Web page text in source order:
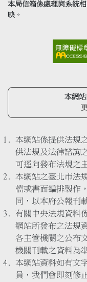
本局信箱係處理與系統
映。
本網
本網站係提供法規
供法規及法律諮詢
可逕向發布法規之
本網站之臺北市法
檔或書面編排製作
同，以本府公報刊
有關中央法規資料
網站所發布之法規
各主管機關之公布
機關刊載之資料為
本網站資料如有文
員，我們會即刻修